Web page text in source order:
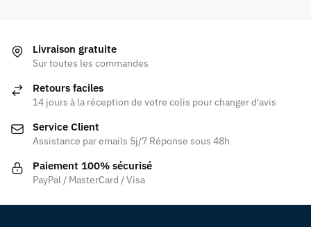
Livraison gratuite
Sur toutes les commandes
Retours faciles
14 jours à la réception de votre colis pour changer d'avis
Service Client
Assistance par emails 5j/7 Réponse sous 48h
Paiement 100% sécurisé
PayPal / MasterCard / Visa